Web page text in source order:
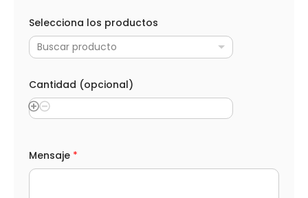
Selecciona los productos
Buscar producto
Cantidad (opcional)
Mensaje *